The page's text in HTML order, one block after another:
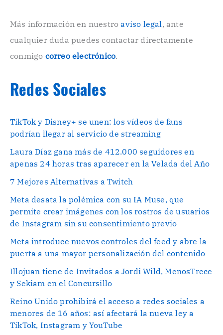
o
.
Más información en nuestroaviso legal, ante
cualquier duda puedes contactar directamente
conmigo correo electrónico.
Redes Sociales
TikTok y Disney+ se unen: los vídeos de fans
podrían llegar al servicio de streaming
Laura Díaz gana más de 412.000 seguidores en
apenas 24 horas tras aparecer en la Velada del Año
7 Mejores Alternativas a Twitch
Meta desata la polémica con su IA Muse, que
permite crear imágenes con los rostros de usuarios
de Instagram sin su consentimiento previo
Meta introduce nuevos controles del feed y abre la
puerta a una mayor personalización del contenido
Illojuan tiene de Invitados a Jordi Wild, MenosTrece
y Sekiam en el Concursillo
Reino Unido prohibirá el acceso a redes sociales a
menores de 16 años: así afectará la nueva ley a
TikTok, Instagram y YouTube